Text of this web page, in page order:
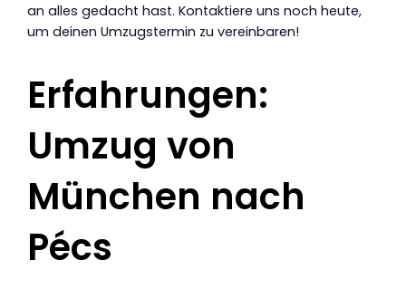
an alles gedacht hast. Kontaktiere uns noch heute,
um deinen Umzugstermin zu vereinbaren!
Erfahrungen:
Umzug von
München nach
Pécs